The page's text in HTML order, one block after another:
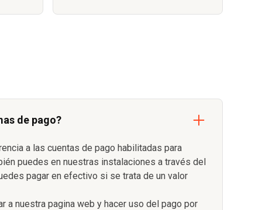
de pago?
a las cuentas de pago habilitadas para
puedes en nuestras instalaciones a través del
pagar en efectivo si se trata de un valor
a nuestra pagina web y hacer uso del pago por